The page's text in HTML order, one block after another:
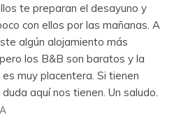
te preparan el desayuno y
con ellos por las mañanas. A
algún alojamiento más
los B&B son baratos y la
muy placentera. Si tienen
aquí nos tienen. Un saludo.